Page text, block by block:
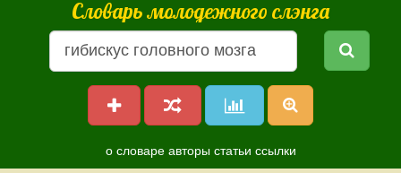
Словарь молодежного слэнга
о словаре авторы статьи ссылки